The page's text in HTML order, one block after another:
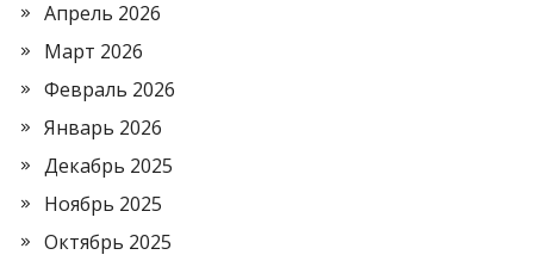
Апрель 2026
Март 2026
Февраль 2026
Январь 2026
Декабрь 2025
Ноябрь 2025
Октябрь 2025